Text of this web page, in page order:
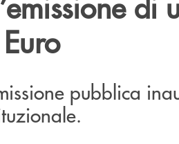
pubblica